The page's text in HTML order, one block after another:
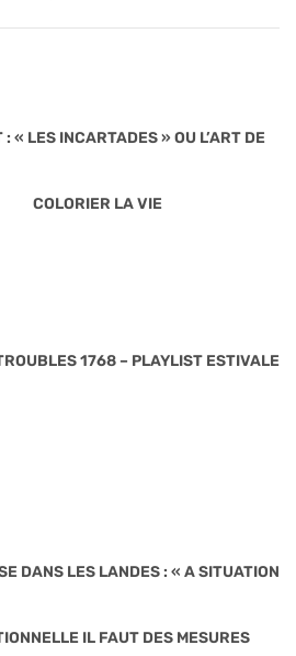
: « LES INCARTADES » OU L’ART DE
COLORIER LA VIE
1768 – PLAYLIST ESTIVALE
DANS LES LANDES : « A SITUATION
IL FAUT DES MESURES